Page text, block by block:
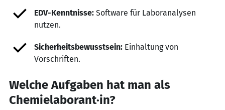
EDV-Kenntnisse: Software für Laboranalysen
nutzen.
Sicherheitsbewusstsein: Einhaltung von
Vorschriften.
Welche Aufgaben hat man als
Chemielaborant·in?